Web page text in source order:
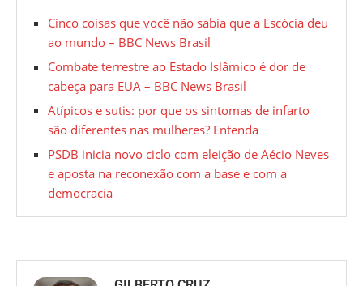
Cinco coisas que você não sabia que a Escócia deu
ao mundo – BBC News Brasil
Combate terrestre ao Estado Islâmico é dor de
cabeça para EUA – BBC News Brasil
Atípicos e sutis: por que os sintomas de infarto
são diferentes nas mulheres? Entenda
PSDB inicia novo ciclo com eleição de Aécio Neves
e aposta na reconexão com a base e com a
democracia